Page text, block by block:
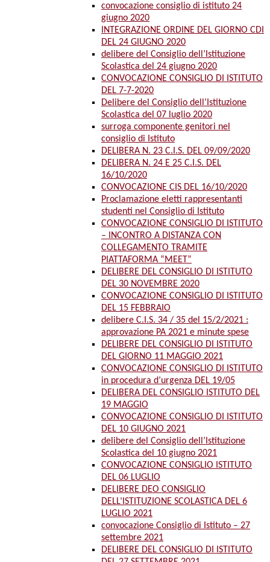
convocazione consiglio di istituto 24
giugno 2020
INTEGRAZIONE ORDINE DEL GIORNO CDI
DEL 24 GIUGNO 2020
delibere del Consiglio dell’Istituzione
Scolastica del 24 giugno 2020
CONVOCAZIONE CONSIGLIO DI ISTITUTO
DEL 7-7-2020
Delibere del Consiglio dell’Istituzione
Scolastica del 07 luglio 2020
surroga componente genitori nel
consiglio di Istituto
DELIBERA N. 23 C.I.S. DEL 09/09/2020
DELIBERA N. 24 E 25 C.I.S. DEL
16/10/2020
CONVOCAZIONE CIS DEL 16/10/2020
Proclamazione eletti rappresentanti
studenti nel Consiglio di Istituto
CONVOCAZIONE CONSIGLIO DI ISTITUTO
– INCONTRO A DISTANZA CON
COLLEGAMENTO TRAMITE
PIATTAFORMA “MEET”
DELIBERE DEL CONSIGLIO DI ISTITUTO
DEL 30 NOVEMBRE 2020
CONVOCAZIONE CONSIGLIO DI ISTITUTO
DEL 15 FEBBRAIO
delibere C.I.S. 34 / 35 del 15/2/2021 :
approvazione PA 2021 e minute spese
DELIBERE DEL CONSIGLIO DI ISTITUTO
DEL GIORNO 11 MAGGIO 2021
CONVOCAZIONE CONSIGLIO DI ISTITUTO
in procedura d’urgenza DEL 19/05
DELIBERA DEL CONSIGLIO ISTITUTO DEL
19 MAGGIO
CONVOCAZIONE CONSIGLIO DI ISTITUTO
DEL 10 GIUGNO 2021
delibere del Consiglio dell’Istituzione
Scolastica del 10 giugno 2021
CONVOCAZIONE CONSIGLIO ISTITUTO
DEL 06 LUGLIO
DELIBERE DEO CONSIGLIO
DELL’ISTITUZIONE SCOLASTICA DEL 6
LUGLIO 2021
convocazione Consiglio di Istituto – 27
settembre 2021
DELIBERE DEL CONSIGLIO DI ISTITUTO